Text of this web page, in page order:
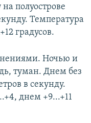
полуострове
Температура
градусов.
Ночью и
туман. Днем без
в секунду.
днем +9...+11